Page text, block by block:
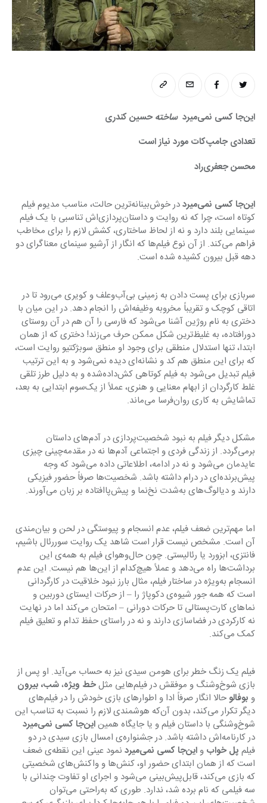
این‌جا کسی نمی‌میرد ساخته حسین کندری
تعدادی جامپ‌کات مورد نیاز است
محسن­ جعفری‌راد
این‌جا کسی نمی‌میرد
در خوش‌بینانه‌ترین حالت، مناسب مدیوم فیلم
کوتاه است، چرا که نه روایت و داستا­ن‌پردازی‌اش تناسبی با یک فیلم
سینمایی بلند دارد و نه از لحاظ ساختاری، کشش لازم را برای مخاطب
فراهم می‌کند. از آن نوع فیلم‌ها که انگار از آرشیو سینمای معنا­گرای دو
دهه قبل بیرون کشیده شده است.
سربازی برای پست دادن به زمینی بی‌آب‌وعلف و کویری می‌رود تا در
اتاقی کوچک و تقریباً مخروبه وظیفه‌اش را انجام دهد. در این میان با
دختری به نام روژین آشنا می‌شود که فارسی را آن هم در آن روستای
دورافتاده، به غلیظ‌ترین شکل ممکن حرف می‌زند! دختری که از همان
ابتدا، تنها استدلال منطقی برای وجود او منطق سوبژکتیو روایت است،
که برای این منطق هم کد و نشانه‌ای دیده نمی‌شود و به این ترتیب
فیلم تبدیل می‌شود به فیلم کوتاهی کش‌داده‌شده و به دلیل طرز تلقی
غلط کارگردان از ابهام معنایی و هنری، عملاً از یک‌سوم ابتدایی به بعد،
تماشایش به کاری روان‌فرسا می‌ماند.
مشکل دیگر فیلم به نبود شخصیت‌پردازی در آدم‌های داستان
برمی‌گردد. از زندگی فردی و اجتماعی آدم‌ها نه در مقدمه‌چینی چیزی
عایدمان می‌شود و نه در ادامه، اطلاعاتی داده می‌شود که وجه
پیش‌برنده‌ای در درام داشته باشد. شخصیت‌ها صرفاً حضور فیزیکی
دارند و دیالوگ‌های به‌شدت نخ‌نما و پیش‌پاافتاده بر زبان می‌آورند.
اما مهم‌ترین ضعف فیلم، عدم انسجام و پیوستگی در لحن و بیان‌مندی
آن است. مشخص نیست قرار است شاهد یک روایت سوررئال باشیم،
فانتزی، ابزورد یا رئالیستی. چون حال‌وهوای فیلم به همه‌ی این
برداشت‌ها راه می‌دهد و عملاً هیچ‌کدام از این‌ها هم نیست. این عدم
انسجام به‌ویژه در ساختار فیلم، مثال بارز نبود خلاقیت در کارگردانی
است که همه جور شیوه‌ی دکوپاژ را – از حرکات ایستای دوربین و
نماهای کارت‌پستالی تا حرکات دورانی – امتحان می‌کند اما در نهایت
نه کارکردی در فضاسازی دارند و نه در راستای حفظ تدام و تعلیق فیلم
کمک می‌کند.
فیلم یک زنگ خطر برای هومن سیدی نیز به حساب می‌آید. او پس از
بازی شوخ‌وشنگ و موفقش در فیلم‌هایی مثل
خط ویژه، شب­، بیرون
و بوفالو
حالا انگار صرفاً ادا و اطوارهای بازی خودش­ را در فیلم‌های
دیگر تکرار می‌کند، بدون آن‌که هوشمندی لازم را نسبت به تناسب این
شوخ‌وشنگی با داستان فیلم و یا جایگاه همین
این‌جا کسی نمی‌میرد
در کارنامه‌اش داشته باشد. در جشنواره‌ی امسال بازی سیدی در دو
فیلم پل خواب و این‌جا کسی نمی‌میرد
نمود عینی این نقطه‌ی ضعف
است که از همان ابتدای حضور او، کنش‌ها و واکنش‌های شخصیتی
که بازی می‌کند، قابل‌پیش‌بینی می‌شود و اجرای او تفاوت چندانی با
سه فیلمی که نام برده شد، ندارد. طوری که به‌راحتی می‌توان